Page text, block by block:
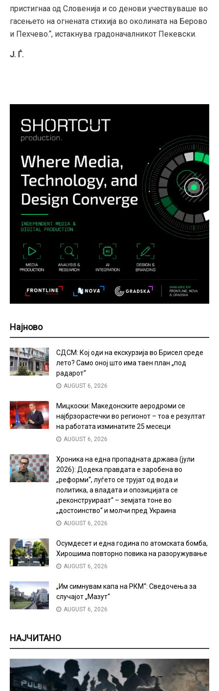
пристигнаа од Словенија и со денови учествуваше во
гасењето на огнената стихија во околината на Берово
и Пехчево.“, истакнува градоначалникот Пекевски.
Ј. Ѓ.
Најново
СДСМ: Кој оди на екскурзија во Брисел среде
лето? Само оној што има таен план „под
радарот“
AUGUST 6, 2026
Мицкоски: Македонските аеродроми се
најбрзорастечки во регионот – тоа е резултат
на работата изминатите 25 месеци
AUGUST 6, 2026
Хроника на една пропадната држава (јули
2026): Додека правдата е заробена во
„реформи“, луѓето се трујат од вода и
политика, а владата и опозицијата се
„реконструираат“ – земјата тоне во
„достоинство“ и молчи пред Украина
AUGUST 6, 2026
Осумдесет и една година по атомската бомба,
Хирошима повторно повика на разоружување
AUGUST 6, 2026
„Им симнувам капа на РКМ“: Сведочења за
случајот „Мазут“
AUGUST 6, 2026
НАЈЧИТАНО